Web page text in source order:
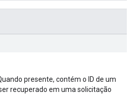
presente, contém o ID de um
recuperado em uma solicitação